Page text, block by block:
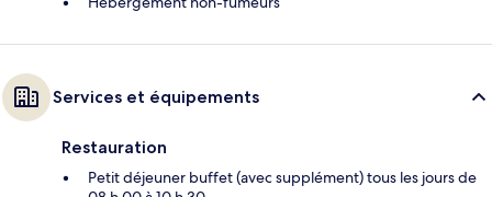
Services et équipements
Restauration
Petit déjeuner buffet (avec supplément) tous les jours de